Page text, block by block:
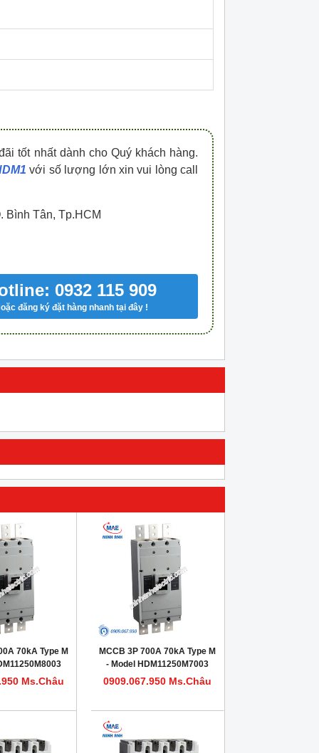
0909.067.950 Ms.Châu
tốt nhất dành cho Quý khách hàng.
với số lượng lớn xin vui lòng call
Bình Tân, Tp.HCM
0932 115 909
đăng ký đặt hàng nhanh tại đây !
70kA Type M
Ms.Châu
MCCB 3P 700A 70kA Type M
- Model HDM11250M7003
0909.067.950 Ms.Châu